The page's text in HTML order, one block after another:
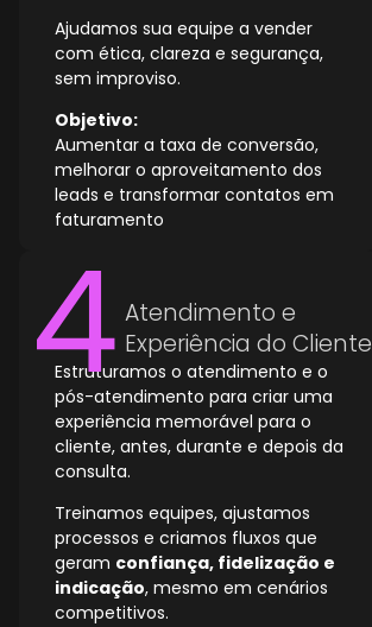
Ajudamos sua equipe a vender
com ética, clareza e segurança,
sem improviso.
Objetivo:
Aumentar a taxa de conversão,
melhorar o aproveitamento dos
leads e transformar contatos em
faturamento
Atendimento e
Experiência do Cliente
Estruturamos o atendimento e o
pós-atendimento para criar uma
experiência memorável para o
cliente, antes, durante e depois da
consulta.
Treinamos equipes, ajustamos
processos e criamos fluxos que
geram confiança, fidelização e
indicação, mesmo em cenários
competitivos.